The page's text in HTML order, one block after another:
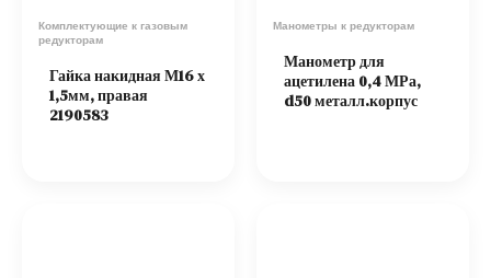
Комплектующие к газовым
редукторам
Гайка накидная М16 х
1,5мм, правая
2190583
Манометры к редукторам
Манометр для
ацетилена 0,4 МРа,
d50 металл.корпус